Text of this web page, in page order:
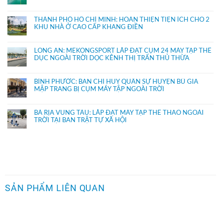
THÀNH PHỐ HỒ CHÍ MINH: HOÀN THIỆN TIỆN ÍCH CHO 2
KHU NHÀ Ở CAO CẤP KHANG ĐIỀN
LONG AN: MEKONGSPORT LẮP ĐẶT CỤM 24 MÁY TẬP THỂ
DỤC NGOÀI TRỜI DỌC KÊNH THỊ TRẤN THỦ THỪA
BÌNH PHƯỚC: BAN CHỈ HUY QUÂN SỰ HUYỆN BÙ GIA
MẬP TRANG BỊ CỤM MÁY TẬP NGOÀI TRỜI
BÀ RỊA VŨNG TÀU: LẮP ĐẶT MÁY TẬP THỂ THAO NGOÀI
TRỜI TẠI BAN TRẬT TỰ XÃ HỘI
SẢN PHẨM LIÊN QUAN